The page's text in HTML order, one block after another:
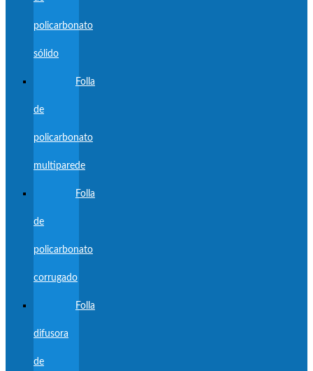
policarbonato
sólido
Folla
de
policarbonato
multiparede
Folla
de
policarbonato
corrugado
Folla
difusora
de